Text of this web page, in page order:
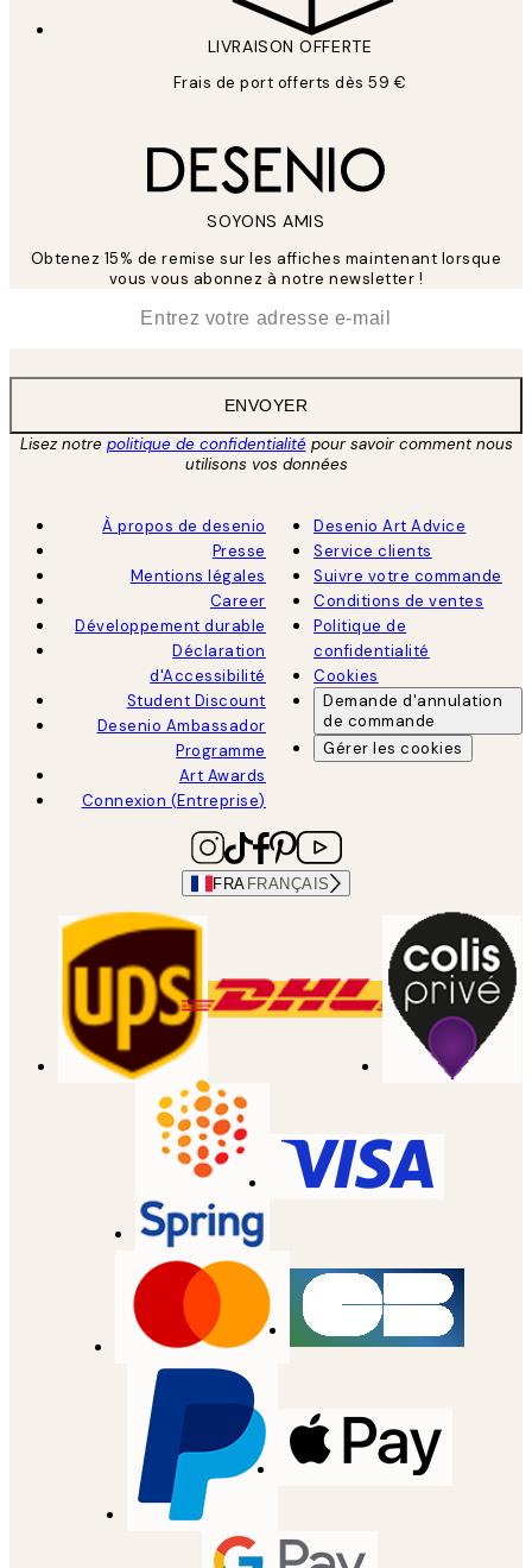
LIVRAISON OFFERTE
Frais de port offerts dès 59 €
SOYONS AMIS
Obtenez 15% de remise sur les affiches maintenant lorsque
vous vous abonnez à notre newsletter !
ENVOYER
Lisez notre politique de confidentialitépour savoir comment nous
utilisons vos données
À propos de desenio
Presse
Mentions légales
Career
Développement durable
Déclaration
d'Accessibilité
Student Discount
Desenio Ambassador
Programme
Art Awards
Connexion (Entreprise)
Desenio Art Advice
Service clients
Suivre votre commande
Conditions de ventes
Politique de
confidentialité
Cookies
Demande d'annulation
de commande
Gérer les cookies
FRA FRANÇAIS